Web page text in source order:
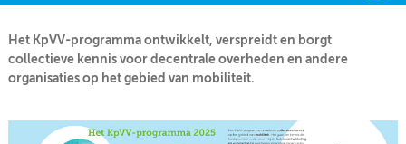
KENNIS
NETWERK V&V
Het KpVV-programma ontwikkelt, verspreidt en borgt
collectieve kennis voor decentrale overheden en andere
organisaties op het gebied van mobiliteit.